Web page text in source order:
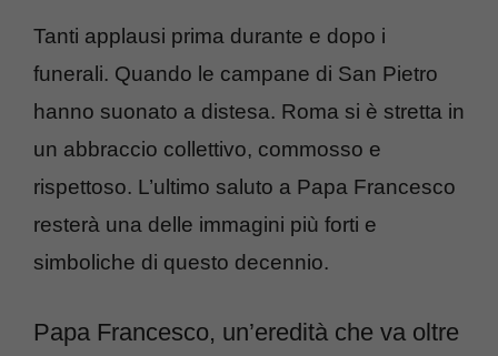
Tanti applausi prima durante e dopo i
funerali. Quando le campane di San Pietro
hanno suonato a distesa. Roma si è stretta in
un abbraccio collettivo, commosso e
rispettoso. L’ultimo saluto a Papa Francesco
resterà una delle immagini più forti e
simboliche di questo decennio.
Papa Francesco, un’eredità che va oltre